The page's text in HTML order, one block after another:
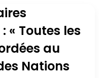
« Toutes les
au
Nations